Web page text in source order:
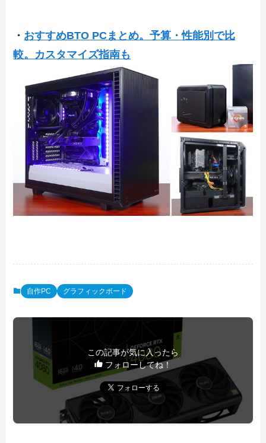
・ おすすめBTO PCまとめ。予算・性能別で比
較。カスタマイズ指南も
自作PC グラフィックボード
この記事が気に入ったら
フォローしてね！